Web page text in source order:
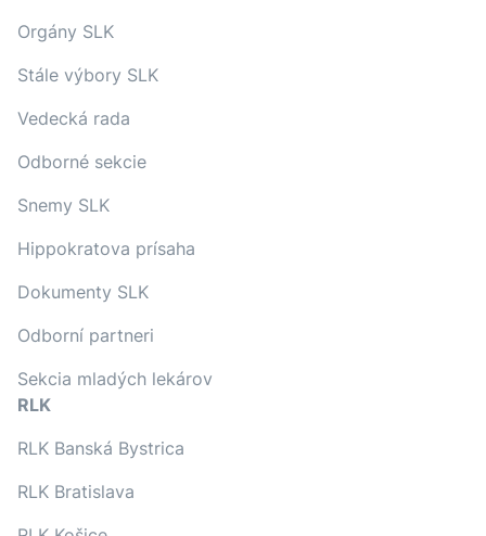
Orgány SLK
Stále výbory SLK
Vedecká rada
Odborné sekcie
Snemy SLK
Hippokratova prísaha
Dokumenty SLK
Odborní partneri
Sekcia mladých lekárov
RLK
RLK Banská Bystrica
RLK Bratislava